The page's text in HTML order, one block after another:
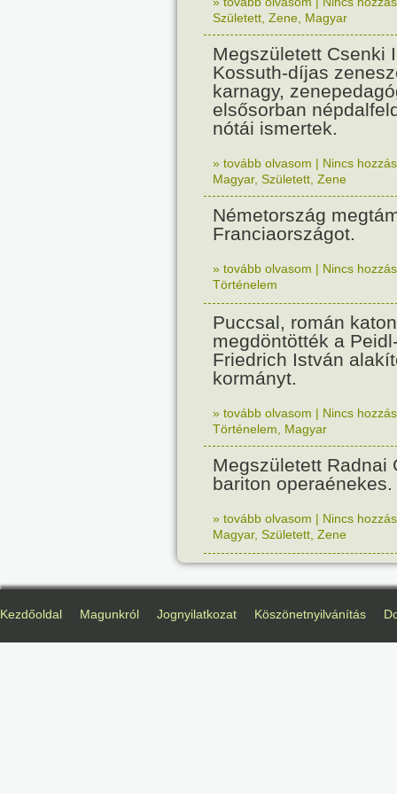
Született Zene Magyar
Megszületett Csenki
Kossuth-díjas
karnagy,
elsősorban
nótái ismertek.
» tovább olvasom | Nincs
Magyar, Született Zene
Németország
Franciaországot.
» tovább olvasom | Nincs
Történelem
Puccsal, román
megdöntötték a
Friedrich István
kormányt.
» tovább olvasom | Nincs
Történelem
Magyar
Megszületett Radnai
bariton operaénekes.
» tovább olvasom | Nincs
Magyar, Született Zene
Kezdőoldal Magunkról Jognyilatkozat Köszönetnyilvánítás